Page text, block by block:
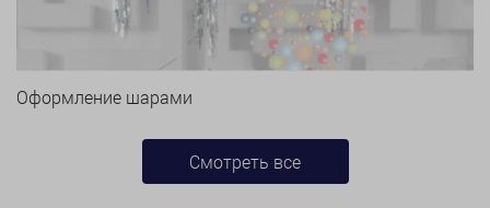
Оформление шарами
Смотреть все